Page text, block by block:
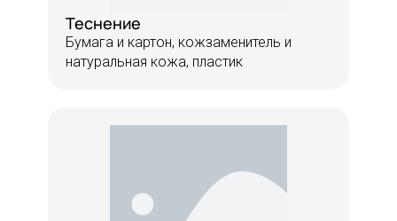
Теснение
Бумага и картон, кожзаменитель и
натуральная кожа, пластик